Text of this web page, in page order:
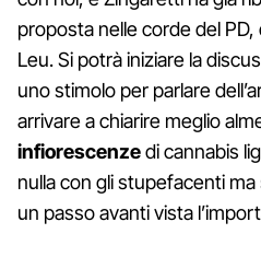
proposta nelle corde del
Leu. Si potrà iniziare la
uno stimolo per parlare
arrivare a chiarire meglio
infiorescenzedi cannabis
nulla con gli stupefacenti
un passo avanti vista